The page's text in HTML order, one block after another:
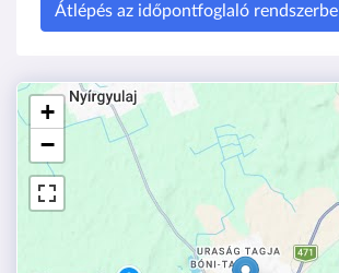
Átlépés az időpontfoglaló rendszerbe
+
−